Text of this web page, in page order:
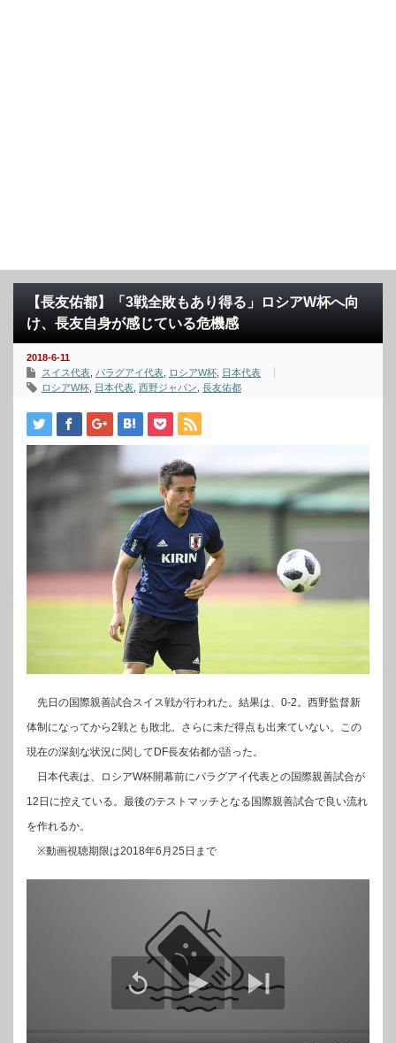
【長友佑都】「3戦全敗もあり得る」ロシアW杯へ向
け、長友自身が感じている危機感
2018-6-11
スイス代表 パラグアイ代表 ロシアW杯 日本代表
ロシアW杯 日本代表 西野ジャパン 長友佑都
先日の国際親善試合スイス戦が行われた。結果は、0-2。西野監督新
体制になってから2戦とも敗北。さらに未だ得点も出来ていない。この
現在の深刻な状況に関してDF長友佑都が語った。
日本代表は、ロシアW杯開幕前にパラグアイ代表との国際親善試合が
12日に控えている。最後のテストマッチとなる国際親善試合で良い流れ
を作れるか。
※動画視聴期限は2018年6月25日まで